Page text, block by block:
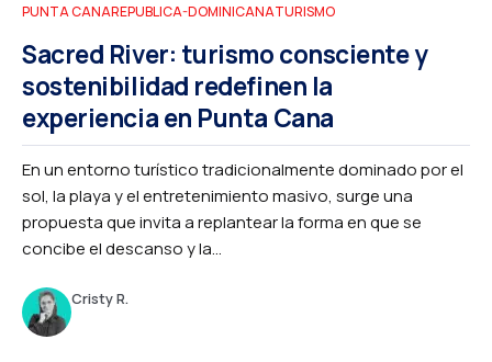
PUNTA CANAREPUBLICA-DOMINICANATURISMO
Sacred River: turismo consciente y
sostenibilidad redefinen la
experiencia en Punta Cana
En un entorno turístico tradicionalmente dominado por el
sol, la playa y el entretenimiento masivo, surge una
propuesta que invita a replantear la forma en que se
concibe el descanso y la...
Cristy R.